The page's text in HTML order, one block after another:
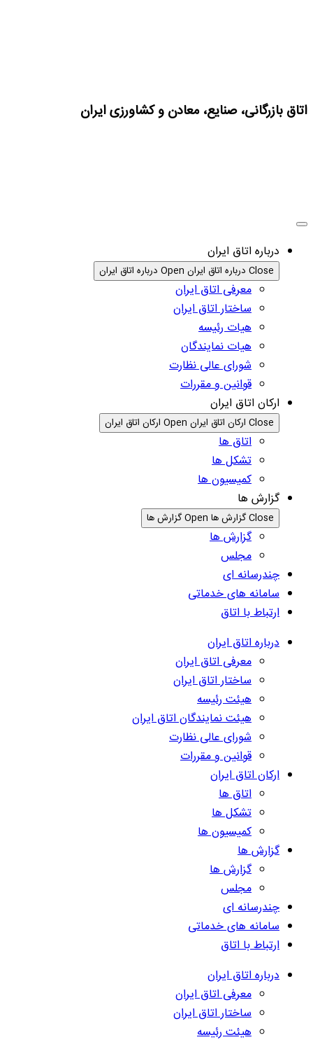
اتاق بازرگانی، صنایع، معادن و کشاورزی ایران
درباره اتاق ایران
Close درباره اتاق ایران Open درباره اتاق ایران
معرفی اتاق ایران
ساختار اتاق ایران
هیات رئیسه
هیات نمایندگان
شورای عالی نظارت
قوانین و مقررات
ارکان اتاق ایران
Close ارکان اتاق ایران Open ارکان اتاق ایران
اتاق ها
تشکل ها
کمیسیون ها
گزارش ها
Close گزارش ها Open گزارش ها
گزارش ها
مجلس
چندرسانه ای
سامانه های خدماتی
ارتباط با اتاق
درباره اتاق ایران
معرفی اتاق ایران
ساختار اتاق ایران
هیئت رئیسه
هیئت نمایندگان اتاق ایران
شورای عالی نظارت
قوانین و مقررات
ارکان اتاق ایران
اتاق ها
تشکل ها
کمیسیون ها
گزارش ها
گزارش ها
مجلس
چندرسانه ای
سامانه های خدماتی
ارتباط با اتاق
درباره اتاق ایران
معرفی اتاق ایران
ساختار اتاق ایران
هیئت رئیسه